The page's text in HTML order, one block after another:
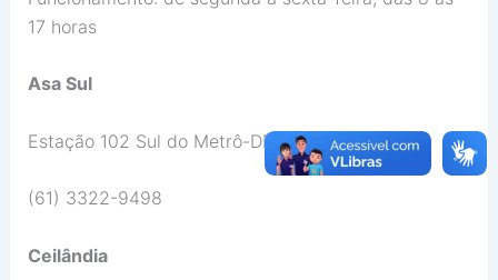
17 horas
Asa Sul
Estação 102 Sul do Metrô-DF
(61) 3322-9498
Ceilândia